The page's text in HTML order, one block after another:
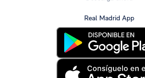
Real Madrid App